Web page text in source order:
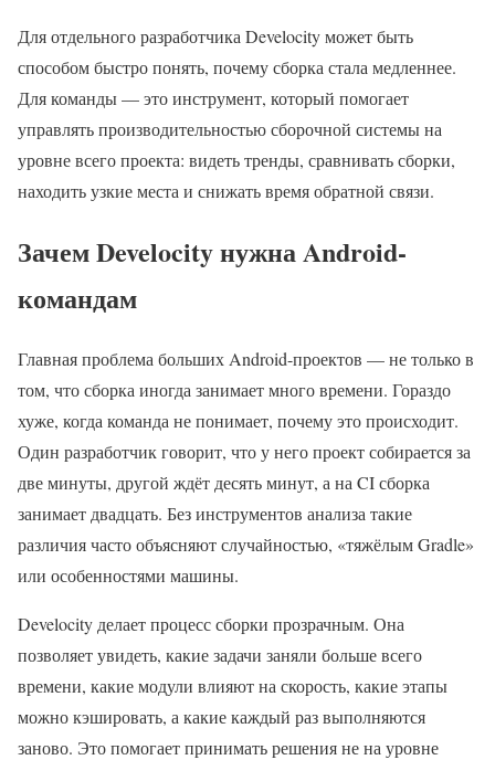
Для отдельного разработчика Develocity может быть
способом быстро понять, почему сборка стала медленнее.
Для команды — это инструмент, который помогает
управлять производительностью сборочной системы на
уровне всего проекта: видеть тренды, сравнивать сборки,
находить узкие места и снижать время обратной связи.
Зачем Develocity нужна Android-
командам
Главная проблема больших Android-проектов — не только в
том, что сборка иногда занимает много времени. Гораздо
хуже, когда команда не понимает, почему это происходит.
Один разработчик говорит, что у него проект собирается за
две минуты, другой ждёт десять минут, а на CI сборка
занимает двадцать. Без инструментов анализа такие
различия часто объясняют случайностью, «тяжёлым Gradle»
или особенностями машины.
Develocity делает процесс сборки прозрачным. Она
позволяет увидеть, какие задачи заняли больше всего
времени, какие модули влияют на скорость, какие этапы
можно кэшировать, а какие каждый раз выполняются
заново. Это помогает принимать решения не на уровне